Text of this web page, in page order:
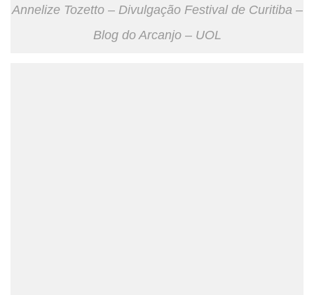
Annelize Tozetto – Divulgação Festival de Curitiba –
Blog do Arcanjo – UOL